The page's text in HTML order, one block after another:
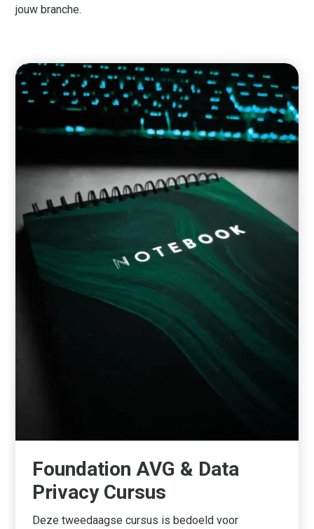
jouw branche.
Foundation AVG & Data
Privacy Cursus
Deze tweedaagse cursus is bedoeld voor